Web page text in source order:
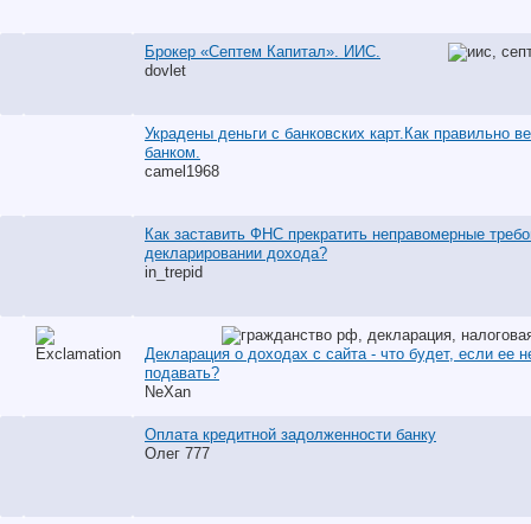
Брокер «Септем Капитал». ИИС.
dovlet
Украдены деньги с банковских карт.Как правильно
банком.
camel1968
Как заставить ФНС прекратить неправомерные
декларировании дохода?
in_trepid
Декларация о доходах с сайта - что будет, если ее
подавать?
NeXan
Оплата кредитной задолженности банку
Олег 777